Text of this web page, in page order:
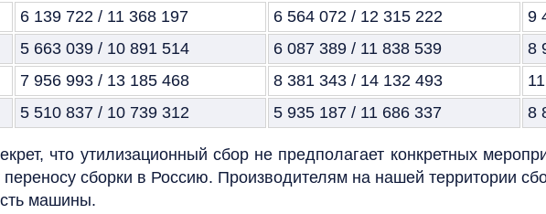
6 139 722 / 11 368 197 6 564 072 / 12 315 222
9
5 663 039 / 10 891 514 6 087 389 / 11 838 539
8
7 956 993 / 13 185 468 8 381 343 / 14 132 493
5 510 837 / 10 739 312 5 935 187 / 11 686 337 8
что утилизационный сбор не предполагает конкретных
сборки в Россию. Производителям на нашей территории
машины.